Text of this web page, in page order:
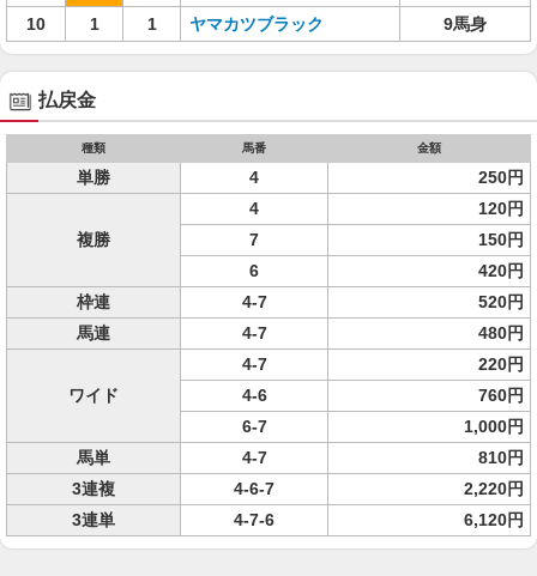
10
1 1 ヤマカツブラック 9馬身
払戻金
種類 馬番 金額
単勝 4 250円
複勝
4
120円
7
150円
6
420円
枠連
4-7
520円
馬連
4-7 480円
ワイド
4-7
220円
4-6
760円
6-7
1,000円
馬単
4-7
810円
3連複
4-6-7
2,220円
3連単
4-7-6 6,120円